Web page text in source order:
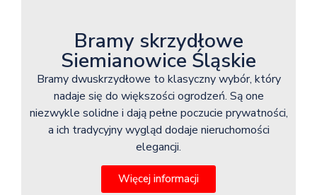
Bramy skrzydłowe
Siemianowice Śląskie
Bramy dwuskrzydłowe to klasyczny wybór, który
nadaje się do większości ogrodzeń. Są one
niezwykle solidne i dają pełne poczucie prywatności,
a ich tradycyjny wygląd dodaje nieruchomości
elegancji.
Więcej informacji